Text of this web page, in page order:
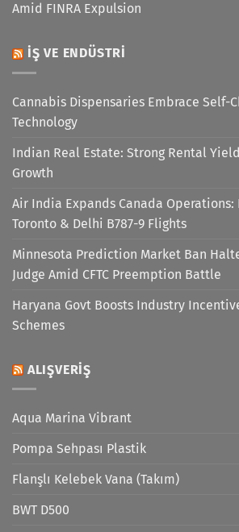
Amid FINRA Expulsion
İŞ VE ENDÜSTRI
Cannabis Dispensaries Embrace Self-
Technology
Indian Real Estate: Strong Rental
Growth
Air India Expands Canada Operations:
Toronto & Delhi B787-9 Flights
Minnesota Prediction Market Ban
Judge Amid CFTC Preemption Battle
Haryana Govt Boosts Industry
Schemes
ALIŞVERIŞ
Aqua Marina Vibrant
Pompa Sehpası Plastik
Flanşlı Kelebek Vana (Takım)
BWT D500